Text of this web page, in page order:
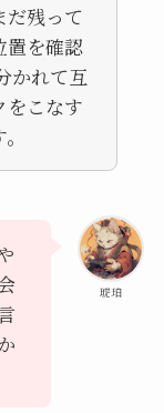
だ残って
置を確認
かれて互
をこなす
琥珀